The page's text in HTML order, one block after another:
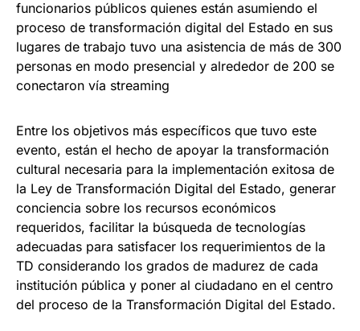
funcionarios públicos quienes están asumiendo el
proceso de transformación digital del Estado en sus
lugares de trabajo tuvo una asistencia de más de 300
personas en modo presencial y alrededor de 200 se
conectaron vía streaming
Entre los objetivos más específicos que tuvo este
evento, están el hecho de apoyar la transformación
cultural necesaria para la implementación exitosa de
la Ley de Transformación Digital del Estado, generar
conciencia sobre los recursos económicos
requeridos, facilitar la búsqueda de tecnologías
adecuadas para satisfacer los requerimientos de la
TD considerando los grados de madurez de cada
institución pública y poner al ciudadano en el centro
del proceso de la Transformación Digital del Estado.